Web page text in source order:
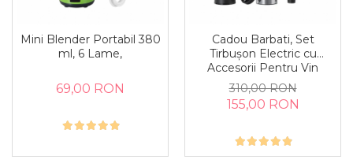
Mini Blender Portabil 380
ml, 6 Lame,
69,00 RON
Cadou Barbati, Set
Tirbușon Electric cu
Accesorii Pentru Vin
310,00 RON
155,00 RON